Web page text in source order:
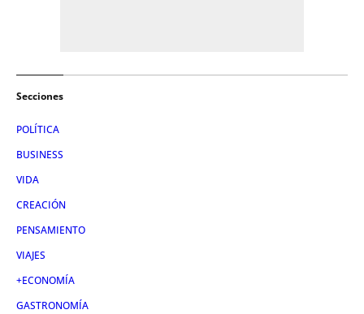
Secciones
POLÍTICA
BUSINESS
VIDA
CREACIÓN
PENSAMIENTO
VIAJES
+ECONOMÍA
GASTRONOMÍA